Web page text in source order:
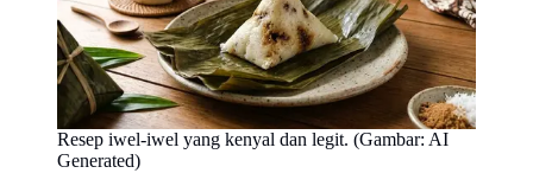
Resep iwel-iwel yang kenyal dan legit. (Gambar: AI
Generated)